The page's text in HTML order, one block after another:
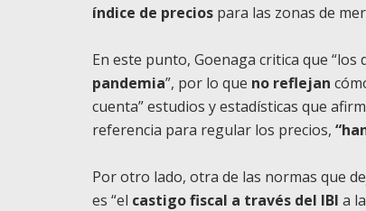
índice de precios para las zonas de
En este punto, Goenaga critica que
pandemia”, por lo que no reflejan
cuenta” estudios y estadísticas que
referencia para regular los precios,
Por otro lado, otra de las normas que
es “el castigo fiscal a través del IBI a